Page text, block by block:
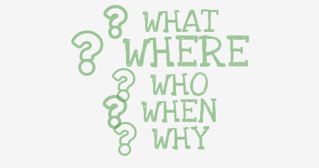
WHAT
WHERE
WHO
WHEN
WHY